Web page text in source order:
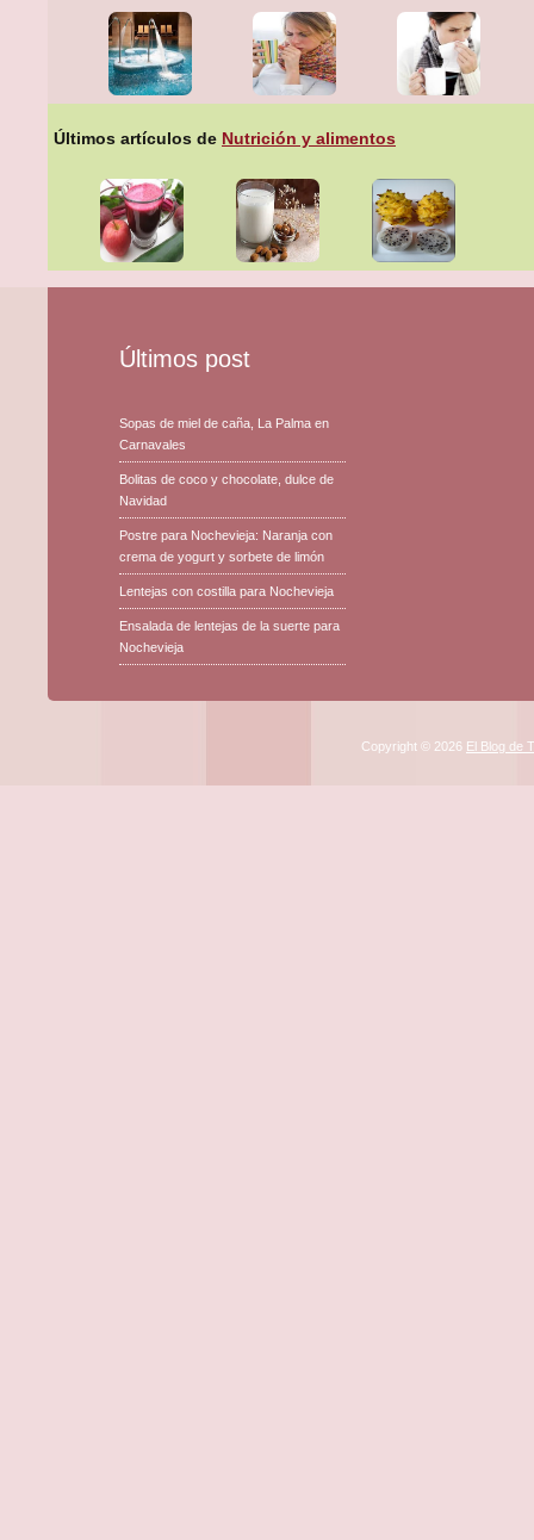
Últimos artículos de Nutrición y alimentos
Últimos post
Sopas de miel de caña, La Palma en
Carnavales
Bolitas de coco y chocolate, dulce de
Navidad
Postre para Nochevieja: Naranja con
crema de yogurt y sorbete de limón
Lentejas con costilla para Nochevieja
Ensalada de lentejas de la suerte para
Nochevieja
Copyright © 2026 El Blog de